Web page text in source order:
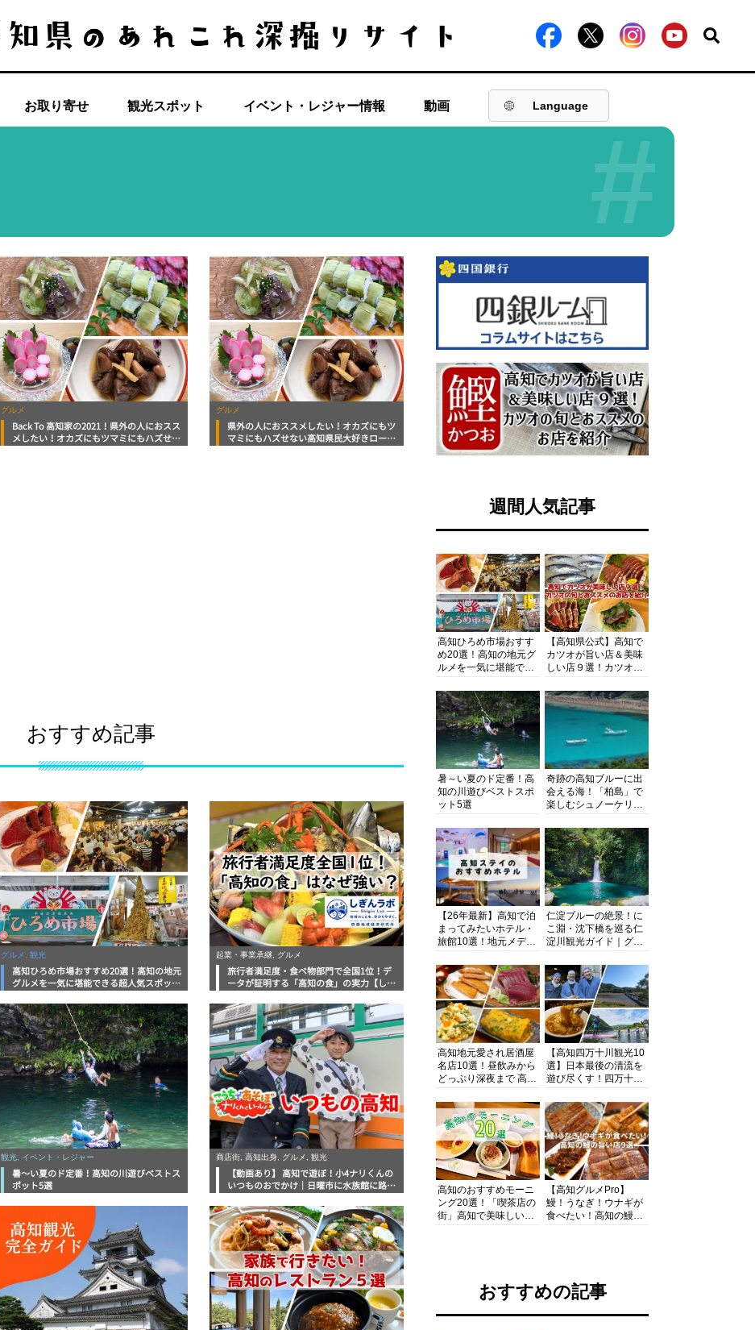
お取り寄せ 観光スポット イベント・レジャー情報 動画 Language
#
グルメ
Back To 高知家の2021！県外の人におスス
メしたい！オカズにもツマミにもハズせな
グルメ
県外の人におススメしたい！オカズにもツ
マミにもハズせない高知県民大好きローカ
おすすめ記事
グルメ, 観光
高知ひろめ市場おすすめ20選！高知の地元
グルメを一気に堪能できる超人気スポット
起業・事業承継, グルメ
旅行者満足度・食べ物部門で全国1位！デ
ータが証明する「高知の食」の実力【しぎ
観光, イベント・レジャー
暑～い夏のド定番！高知の川遊びベストス
ポット5選
商店街, 高知出身, グルメ, 観光
【動画あり】 高知で遊ぼ！小4ナリくんの
いつものおでかけ｜日曜市に水族館に路面
週間人気記事
高知ひろめ市場おすす
め20選！高知の地元グ
ルメを一気に堪能でき
底解剖
【高知県公式】高知で
カツオが旨い店＆美味
しい店９選！カツオの
紹介
暑～い夏のド定番！高
知の川遊びベストスポ
ット5選
奇跡の高知ブルーに出
会える海！「柏島」で
楽しむシュノーケリン
浴にキャンプまで透明
度抜群の海の楽園を徹
底紹介
【26年最新】高知で泊
まってみたいホテル・
旅館10選！地元メディ
厳選
仁淀ブルーの絶景！に
こ淵・沈下橋を巡る仁
淀川観光ガイド｜グル
まで完全網羅！
高知地元愛され居酒屋
名店10選！昼飲みから
どっぷり深夜まで 高知
知グルメPro】
【高知四万十川観光10
選】日本最後の清流を
遊び尽くす！四万十川
を網羅したおすすめガ
イド
高知のおすすめモーニ
ング20選！「喫茶店の
街」高知で美味しい喫
【高知グルメPro】
鰻！うなぎ！ウナギが
食べたい！高知の鰻の
おすすめの記事